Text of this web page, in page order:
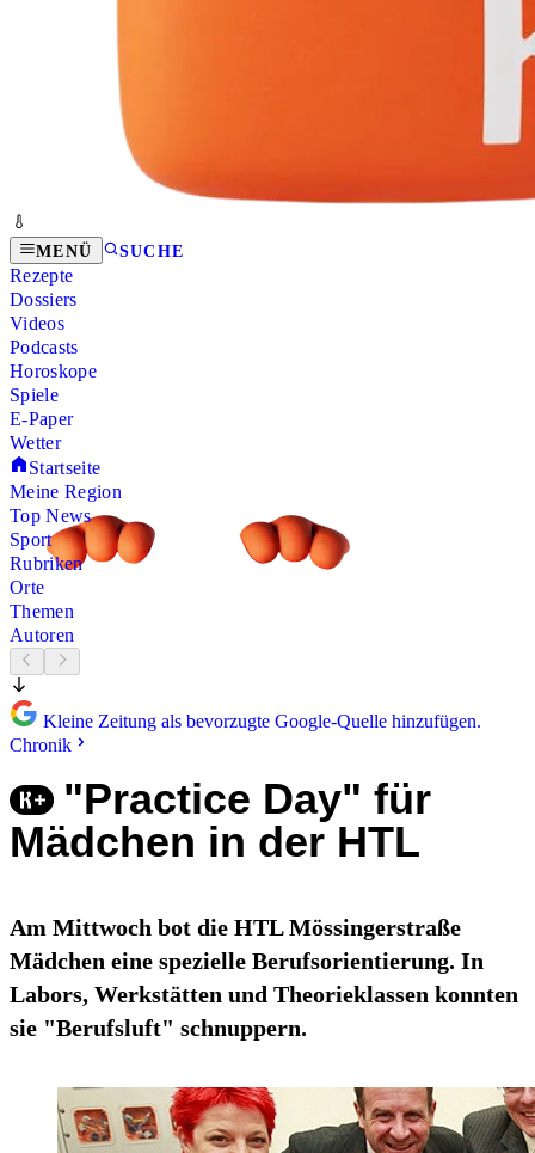
MENÜ SUCHE
Rezepte
Dossiers
Videos
Podcasts
Horoskope
Spiele
E-Paper
Wetter
Startseite
Meine Region
Top News
Sport
Rubriken
Orte
Themen
Autoren
Kleine Zeitung als bevorzugte Google-Quelle hinzufügen.
Chronik
"Practice Day" für
Mädchen in der HTL
Am Mittwoch bot die HTL Mössingerstraße
Mädchen eine spezielle Berufsorientierung. In
Labors, Werkstätten und Theorieklassen konnten
sie "Berufsluft" schnuppern.